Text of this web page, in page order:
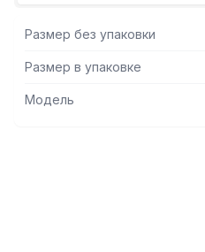
равнораспределенная 250
разобранном виде. В
Размер без упаковки
Размер в упаковке
Модель